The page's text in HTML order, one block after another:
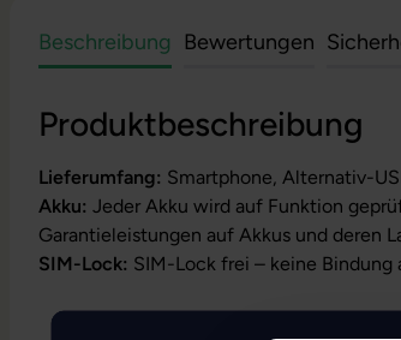
Beschreibung Bewertungen
Produktbeschreibung
Lieferumfang: Smartphone, Alternativ-
Akku: Jeder Akku wird auf Funktion
Garantieleistungen auf Akkus und deren
SIM-Lock: SIM-Lock frei – keine